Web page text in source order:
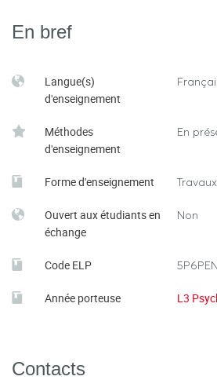
En bref
Langue(s)
d'enseignement
Méthodes
d'enseignement
En
Forme d'enseignement
Ouvert aux étudiants en
échange
Non
Code ELP
Année porteuse L3
Contacts